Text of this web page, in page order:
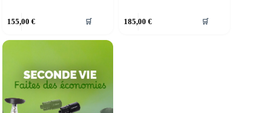
155,00€ 🛒 185,00€ 🛒